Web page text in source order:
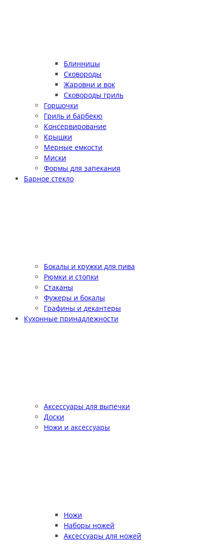
Блинницы
Сковороды
Жаровни и вок
Сковороды гриль
Горшочки
Гриль и барбекю
Консервирование
Крышки
Мерные емкости
Миски
Формы для запекания
Барное стекло
Бокалы и кружки для пива
Рюмки и стопки
Стаканы
Фужеры и бокалы
Графины и декантеры
Кухонные принадлежности
Аксессуары для выпечки
Доски
Ножи и аксессуары
Ножи
Наборы ножей
Аксессуары для ножей